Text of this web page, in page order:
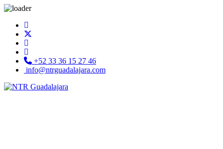
+52 33 36 15 27 46
info@ntrguadalajara.com